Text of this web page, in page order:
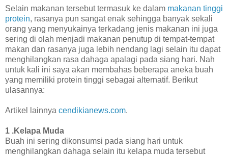
Selain makanan tersebut termasuk ke dalam makanan tinggi
protein, rasanya pun sangat enak sehingga banyak sekali
orang yang menyukainya terkadang jenis makanan ini juga
sering di olah menjadi makanan penutup di tempat-tempat
makan dan rasanya juga lebih nendang lagi selain itu dapat
menghilangkan rasa dahaga apalagi pada siang hari. Nah
untuk kali ini saya akan membahas beberapa aneka buah
yang memiliki protein tinggi sebagai alternatif. Berikut
ulasannya:
Artikel lainnya cendikianews.com.
1 .Kelapa Muda
Buah ini sering dikonsumsi pada siang hari untuk
menghilangkan dahaga selain itu kelapa muda tersebut